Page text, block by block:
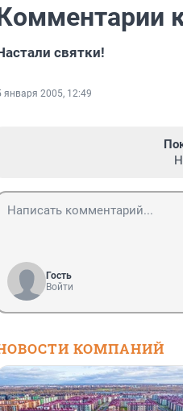
святки!
января 2005, 12:49
Гость
Войти
КОМПАНИЙ